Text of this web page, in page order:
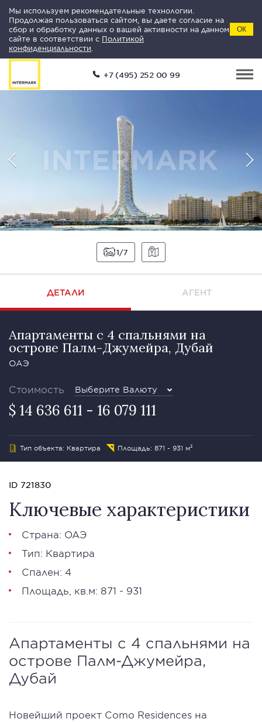
Мы используем рекомендательные технологии.
Продолжая пользоваться сайтом, вы даете согласие на
сбор и обработку данных о вашей активности на данном
сайте в соответствии с Политикой
конфиденциальности
ОК
+7 (495) 252 00 99
1 7
ДЕТАЛИ АГЕНТ
Апартаменты с 4 спальнями на
острове Палм-Джумейра, Дубай
ОАЭ
Стоимость Выберите Валюту
$ 14 636 611 - 16 079 111
Тип объекта: Квартира Площадь: 871 - 931 м²
ID 721830
Ключевые характеристики
Страна: ОАЭ
Тип: Квартира
Спален: 4
Площадь, кв.м: 871 - 931
Апартаменты с 4 спальнями на
острове Палм-Джумейра,
Дубай
Новейший проект Como Residences на